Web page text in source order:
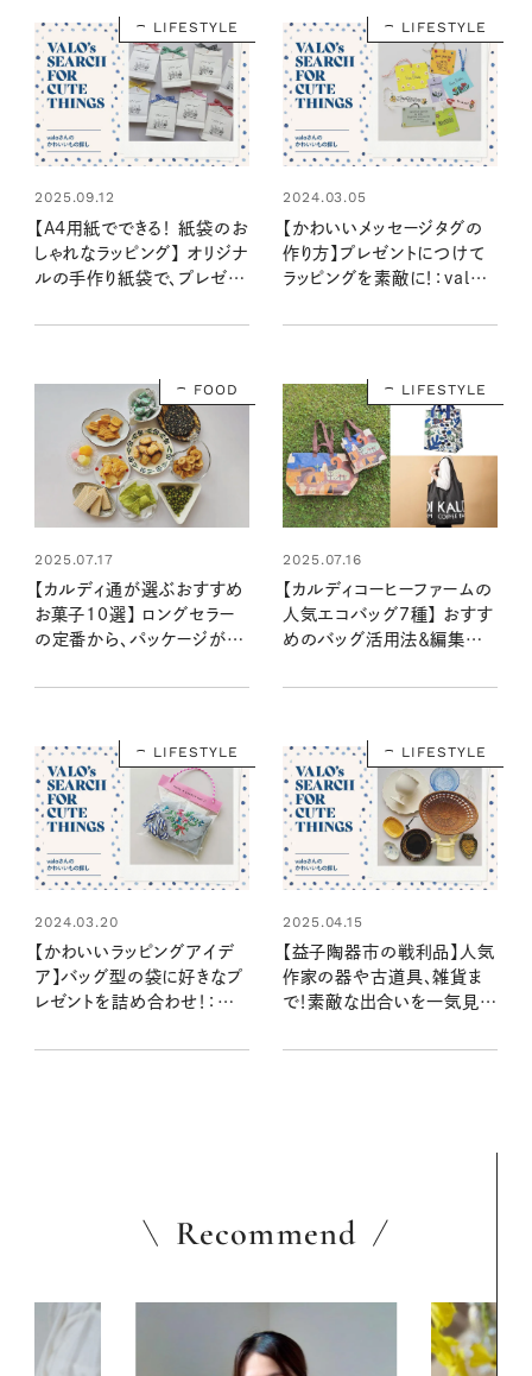
LIFESTYLE
2025.09.12
【A4用紙でできる！ 紙袋のお
しゃれなラッピング】 オリジナ
ルの手作り紙袋で、プレゼン
さんのかわいいもの探し
LIFESTYLE
2024.03.05
【かわいいメッセージタグの
作り方】プレゼントにつけて
ラッピングを素敵に！：valoさ
FOOD
2025.07.17
【カルディ通が選ぶおすすめ
お菓子10選】 ロングセラー
の定番から、パッケージがか
通う、valoさんのお気に入り
LIFESTYLE
2025.07.16
【カルディコーヒーファームの
人気エコバッグ7種】 おすす
めのバッグ活用法＆編集部
開！
LIFESTYLE
2024.03.20
【かわいいラッピングアイデ
ア】バッグ型の袋に好きなプ
レゼントを詰め合わせ！：
し #08
LIFESTYLE
2025.04.15
【益子陶器市の戦利品】人気
作家の器や古道具、雑貨ま
で！素敵な出合いを一気見
の探し #34
Recommend